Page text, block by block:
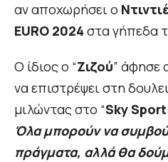
αν αποχωρήσει ο
EURO 2024 στα γήπεδα
Ο ίδιος ο “Ζιζού” άφησε
να επιστρέψει στη
μιλώντας στο “Sky
Όλα μπορούν να
πράγματα, αλλά θα